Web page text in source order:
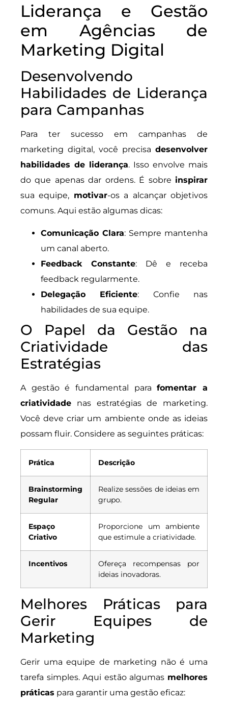
Liderança e Gestão
em Agências de
Marketing Digital
Desenvolvendo
Habilidades de Liderança
para Campanhas
Para ter sucesso em campanhas de
marketing digital, você precisa desenvolver
habilidades de liderança. Isso envolve mais
do que apenas dar ordens. É sobre inspirar
sua equipe, motivar-os a alcançar objetivos
comuns. Aqui estão algumas dicas:
Comunicação Clara: Sempre mantenha
um canal aberto.
Feedback Constante: Dê e receba
feedback regularmente.
Delegação Eficiente: Confie nas
habilidades de sua equipe.
O Papel da Gestão na
Criatividade das
Estratégias
A gestão é fundamental parafomentar a
criatividade nas estratégias de marketing.
Você deve criar um ambiente onde as ideias
possam fluir. Considere as seguintes práticas:
Prática Descrição
Brainstorming
Regular
Realize sessões de ideias em
grupo.
Espaço
Criativo
Proporcione um ambiente
que estimule a criatividade.
Incentivos
Ofereça recompensas por
ideias inovadoras.
Melhores Práticas para
Gerir Equipes de
Marketing
Gerir uma equipe de marketing não é uma
tarefa simples. Aqui estão algumas melhores
práticas para garantir uma gestão eficaz: